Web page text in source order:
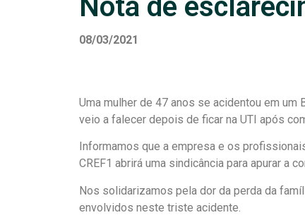
Nota de
08/03/2021
Uma mulher de 47 anos se acidentou em
veio a falecer depois de ficar na UTI após
Informamos que a empresa e os
CREF1 abrirá uma sindicância para apurar a
Nos solidarizamos pela dor da perda da
envolvidos neste triste acidente.